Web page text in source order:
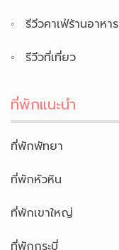
รีวีวคาเฟ่ร้านอาหาร
รีวีวที่เที่ยว
ที่พักแนะนำ
ที่พักพัทยา
ที่พักหัวหิน
ที่พักเขาใหญ่
ที่พักกระบี่